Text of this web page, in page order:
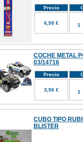
Precio
6,50 €
COCHE METAL
03/14716
Precio
3,50 €
CUBO TIPO
BLISTER